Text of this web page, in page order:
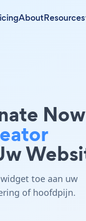
AboutResources
Now
toe aan uw
of hoofdpijn.